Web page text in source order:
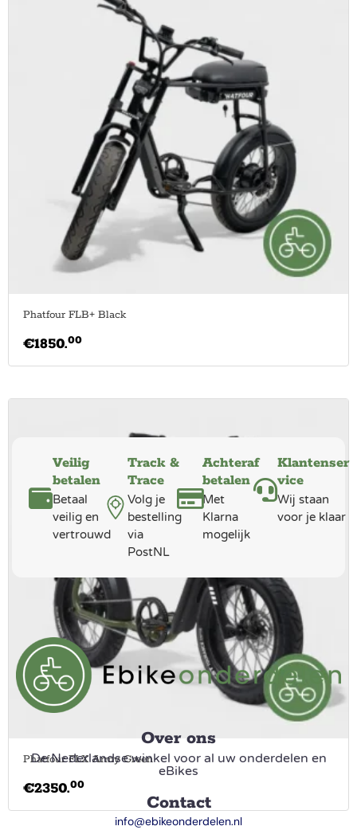
Phatfour FLB+ Black
€1850.00
Phatfour FLX Army Green
€2350.00
Veilig
betalen
Betaal
veilig en
vertrouwd
Track &
Trace
Volg je
bestelling
via
PostNL
Achteraf
betalen
Met
Klarna
mogelijk
Klantenser
vice
Wij staan
voor je klaar
Over ons
De Nederlandse winkel voor al uw onderdelen en
eBikes
Contact
info@ebikeonderdelen.nl